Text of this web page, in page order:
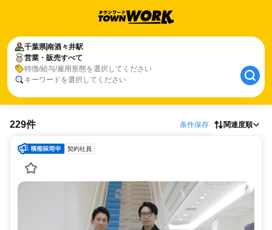
千葉県南酒々井駅
営業・販売すべて
特徴/給与/雇用形態を選択してください
キーワードを選択してください
229件 条件保存 関連度順
契約社員